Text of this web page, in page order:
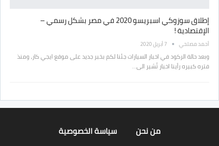
إطلاق سوزوكي اسبريسو 2020 في مصر بشكل رسمي –
الإقتصادية !
أحمد مصلحي 7 أبريل 2020
وبعد حالة الركود في اخبار السيارات جئنا لكم بخبر جديد على موقع ايجي كار، ومنذ
فتره كبيره رأينا اخبار تُشير الى…
من نحن سياسة الخصوصية